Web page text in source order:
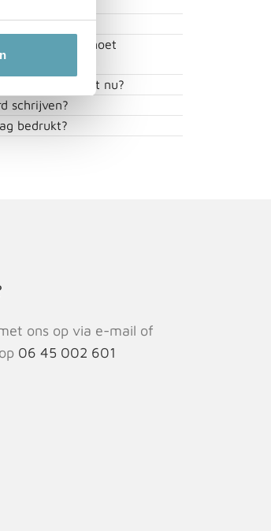
of -sticker moet
te plaatsen, wat nu?
schrijven?
bedrukt?
ons op via e-mail of
06 45 002 601